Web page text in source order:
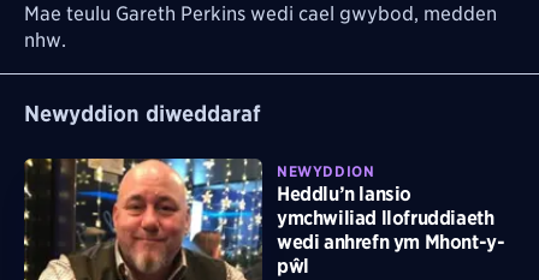
Mae teulu Gareth Perkins wedi cael gwybod, medden
nhw.
Newyddion diweddaraf
NEWYDDION
Heddlu’n lansio
ymchwiliad llofruddiaeth
wedi anhrefn ym Mhont-y-
pŵl